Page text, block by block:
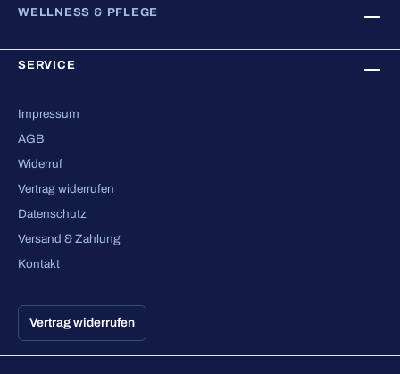
WELLNESS & PFLEGE
SERVICE
Impressum
AGB
Widerruf
Vertrag widerrufen
Datenschutz
Versand & Zahlung
Kontakt
Vertrag widerrufen